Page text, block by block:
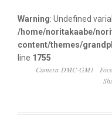
Warning: Undefined
/home/noritakaabe/
content/themes/
line 1755
Camera DMC-GM1